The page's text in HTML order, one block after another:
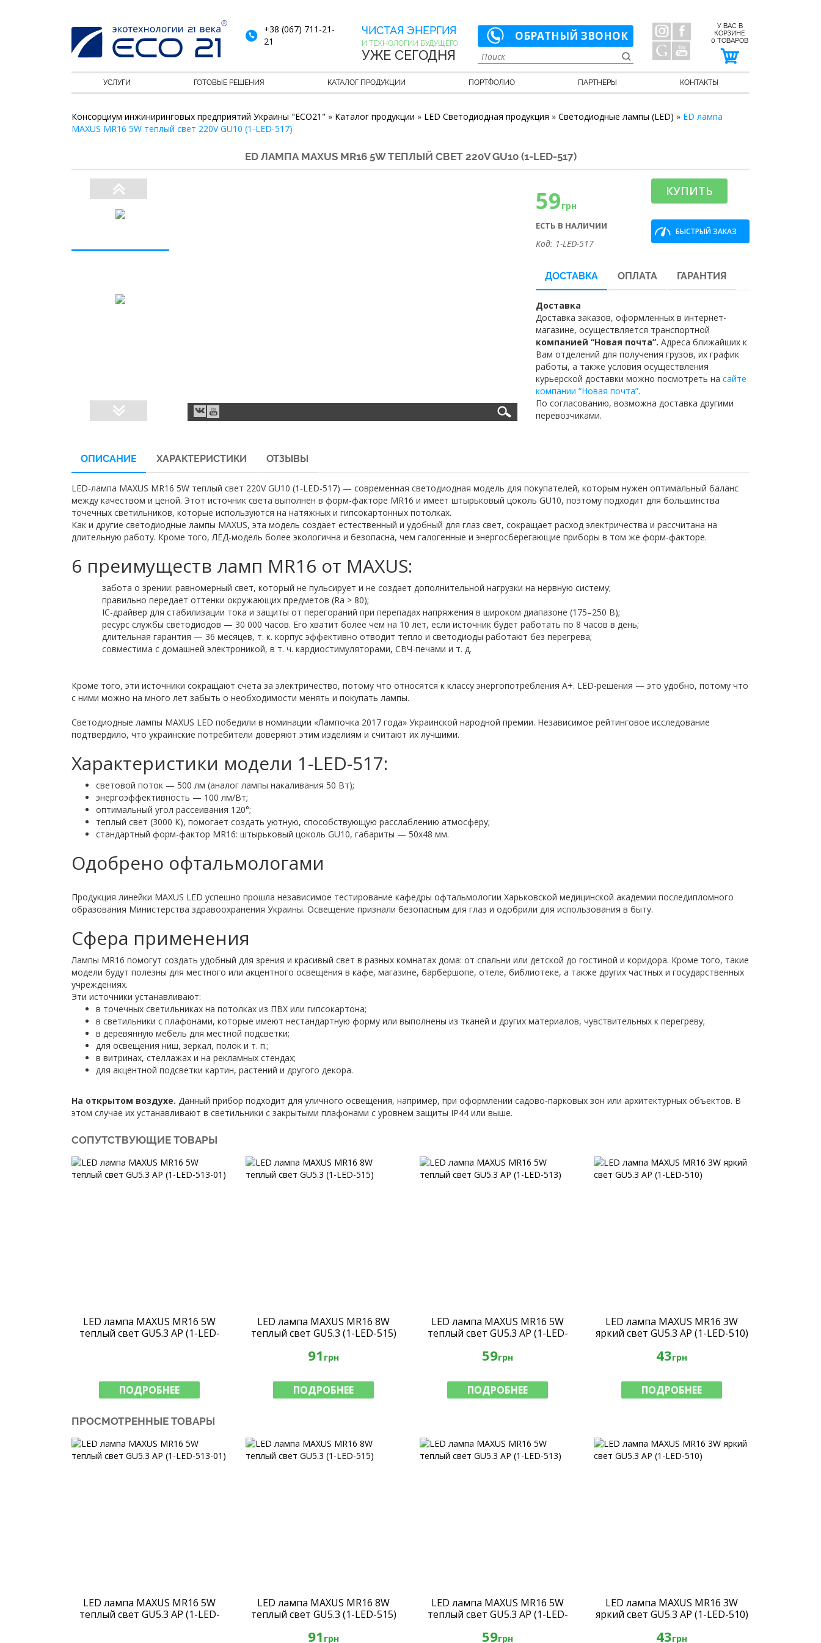
+38 (067) 711-21-
21
ЧИСТАЯ ЭНЕРГИЯ
И ТЕХНОЛОГИИ БУДУЩЕГО
УЖЕ СЕГОДНЯ
ОБРАТНЫЙ ЗВОНОК
У ВАС В
КОРЗИНЕ
0 ТОВАРОВ
УСЛУГИ ГОТОВЫЕ РЕШЕНИЯ КАТАЛОГ ПРОДУКЦИИ ПОРТФОЛИО ПАРТНЕРЫ КОНТАКТЫ
Консорциум инжиниринговых предприятий Украины "ECO21" » Каталог продукции » LED Светодиодная продукция » Светодиодные лампы (LED) » ED лампа
MAXUS MR16 5W теплый свет 220V GU10 (1-LED-517)
ED ЛАМПА MAXUS MR16 5W ТЕПЛЫЙ СВЕТ 220V GU10 (1-LED-517)
59грн
ЕСТЬ В НАЛИЧИИ
Код: 1-LED-517
КУПИТЬ
БЫСТРЫЙ ЗАКАЗ
ДОСТАВКА ОПЛАТА ГАРАНТИЯ
Доставка
Доставка заказов, оформленных в интернет-
магазине, осуществляется транспортной
компанией “Новая почта”. Адреса ближайших к
Вам отделений для получения грузов, их график
работы, а также условия осуществления
курьерской доставки можно посмотреть на сайте
компании “Новая почта”.
По согласованию, возможна доставка другими
перевозчиками.
ОПИСАНИЕ ХАРАКТЕРИСТИКИ ОТЗЫВЫ
LED-лампа MAXUS MR16 5W теплый свет 220V GU10 (1-LED-517) — современная светодиодная модель для покупателей, которым нужен оптимальный баланс
между качеством и ценой. Этот источник света выполнен в форм-факторе MR16 и имеет штырьковый цоколь GU10, поэтому подходит для большинства
точечных светильников, которые используются на натяжных и гипсокартонных потолках.
Как и другие светодиодные лампы MAXUS, эта модель создает естественный и удобный для глаз свет, сокращает расход электричества и рассчитана на
длительную работу. Кроме того, ЛЕД-модель более экологична и безопасна, чем галогенные и энергосберегающие приборы в том же форм-факторе.
6 преимуществ ламп MR16 от MAXUS:
забота о зрении: равномерный свет, который не пульсирует и не создает дополнительной нагрузки на нервную систему;
правильно передает оттенки окружающих предметов (Ra > 80);
IC-драйвер для стабилизации тока и защиты от перегораний при перепадах напряжения в широком диапазоне (175–250 В);
ресурс службы светодиодов — 30 000 часов. Его хватит более чем на 10 лет, если источник будет работать по 8 часов в день;
длительная гарантия — 36 месяцев, т. к. корпус эффективно отводит тепло и светодиоды работают без перегрева;
совместима с домашней электроникой, в т. ч. кардиостимуляторами, СВЧ-печами и т. д.
Кроме того, эти источники сокращают счета за электричество, потому что относятся к классу энергопотребления А+. LED-решения — это удобно, потому что
с ними можно на много лет забыть о необходимости менять и покупать лампы.
Светодиодные лампы MAXUS LED победили в номинации «Лампочка 2017 года» Украинской народной премии. Независимое рейтинговое исследование
подтвердило, что украинские потребители доверяют этим изделиям и считают их лучшими.
Характеристики модели 1-LED-517:
световой поток — 500 лм (аналог лампы накаливания 50 Вт);
энергоэффективность — 100 лм/Вт;
оптимальный угол рассеивания 120°;
теплый свет (3000 К), помогает создать уютную, способствующую расслаблению атмосферу;
стандартный форм-фактор MR16: штырьковый цоколь GU10, габариты — 50х48 мм.
Одобрено офтальмологами
Продукция линейки MAXUS LED успешно прошла независимое тестирование кафедры офтальмологии Харьковской медицинской академии последипломного
образования Министерства здравоохранения Украины. Освещение признали безопасным для глаз и одобрили для использования в быту.
Сфера применения
Лампы MR16 помогут создать удобный для зрения и красивый свет в разных комнатах дома: от спальни или детской до гостиной и коридора. Кроме того, такие
модели будут полезны для местного или акцентного освещения в кафе, магазине, барбершопе, отеле, библиотеке, а также других частных и государственных
учреждениях.
Эти источники устанавливают:
в точечных светильниках на потолках из ПВХ или гипсокартона;
в светильники с плафонами, которые имеют нестандартную форму или выполнены из тканей и других материалов, чувствительных к перегреву;
в деревянную мебель для местной подсветки;
для освещения ниш, зеркал, полок и т. п.;
в витринах, стеллажах и на рекламных стендах;
для акцентной подсветки картин, растений и другого декора.
На открытом воздухе. Данный прибор подходит для уличного освещения, например, при оформлении садово-парковых зон или архитектурных объектов. В
этом случае их устанавливают в светильники с закрытыми плафонами с уровнем защиты IP44 или выше.
СОПУТСТВУЮЩИЕ ТОВАРЫ
LED лампа MAXUS MR16 5W
теплый свет GU5.3 AP (1-LED-
ПОДРОБНЕЕ
LED лампа MAXUS MR16 8W
теплый свет GU5.3 (1-LED-515)
91 грн
ПОДРОБНЕЕ
LED лампа MAXUS MR16 5W
теплый свет GU5.3 AP (1-LED-
59грн
ПОДРОБНЕЕ
LED лампа MAXUS MR16 3W
яркий свет GU5.3 AP (1-LED-510)
43грн
ПОДРОБНЕЕ
ПРОСМОТРЕННЫЕ ТОВАРЫ
LED лампа MAXUS MR16 5W
теплый свет GU5.3 AP (1-LED-
LED лампа MAXUS MR16 8W
теплый свет GU5.3 (1-LED-515)
91 грн
LED лампа MAXUS MR16 5W
теплый свет GU5.3 AP (1-LED-
59грн
LED лампа MAXUS MR16 3W
яркий свет GU5.3 AP (1-LED-510)
43грн